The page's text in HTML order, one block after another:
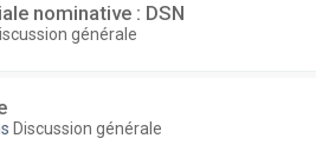
nominative : DSN
générale
Discussion générale